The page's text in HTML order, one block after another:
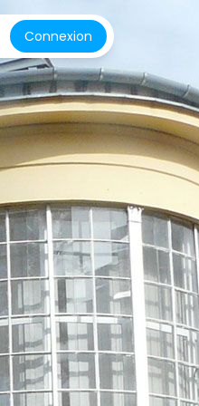
Connexion